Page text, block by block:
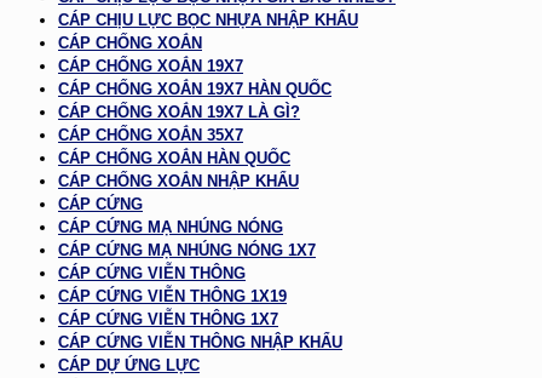
CÁP CHỊU LỰC BỌC NHỰA NHẬP KHẨU
CÁP CHỐNG XOẮN
CÁP CHỐNG XOẮN 19X7
CÁP CHỐNG XOẮN 19X7 HÀN QUỐC
CÁP CHỐNG XOẮN 19X7 LÀ GÌ?
CÁP CHỐNG XOẮN 35X7
CÁP CHỐNG XOẮN HÀN QUỐC
CÁP CHỐNG XOẮN NHẬP KHẨU
CÁP CỨNG
CÁP CỨNG MẠ NHÚNG NÓNG
CÁP CỨNG MẠ NHÚNG NÓNG 1X7
CÁP CỨNG VIỄN THÔNG
CÁP CỨNG VIỄN THÔNG 1X19
CÁP CỨNG VIỄN THÔNG 1X7
CÁP CỨNG VIỄN THÔNG NHẬP KHẨU
CÁP DỰ ỨNG LỰC